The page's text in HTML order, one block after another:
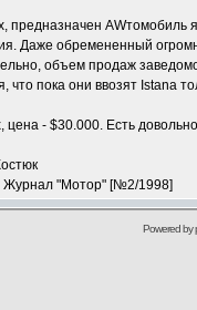
предназначен AWтомобиль
Даже обремененный
объем продаж
что пока они ввозят Istana
цена - $30.000. Есть
Журнал "Мотор" [№2/1998]
Powered by